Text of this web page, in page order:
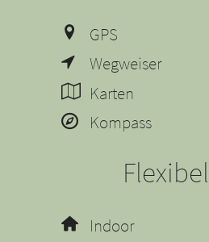
GPS
Wegweiser
Karten
Kompass
Indoor